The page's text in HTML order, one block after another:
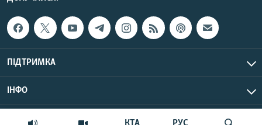
ПІДТРИМКА
ІНФО
© Крим.Реалії, 2026 | Усі права застережено.